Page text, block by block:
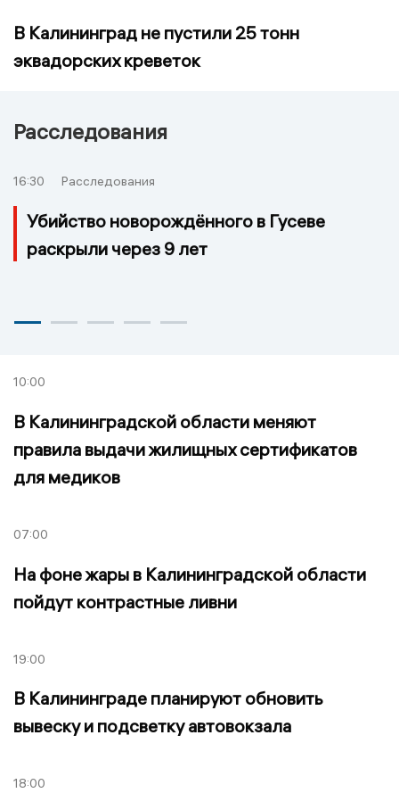
В Калининград не пустили 25 тонн
эквадорских креветок
Расследования
16:30 Расследования
Убийство новорождённого в Гусеве
раскрыли через 9 лет
10:00
В Калининградской области меняют
правила выдачи жилищных сертификатов
для медиков
07:00
На фоне жары в Калининградской области
пойдут контрастные ливни
19:00
В Калининграде планируют обновить
вывеску и подсветку автовокзала
18:00